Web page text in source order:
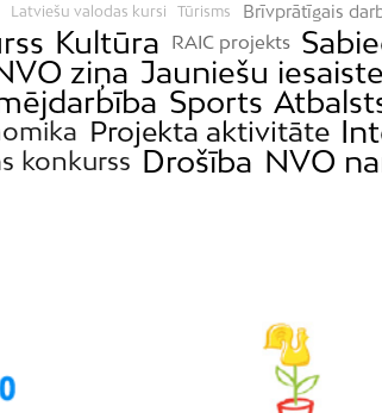
Latviešu valodas kursi Tūrisms Brīvprātīgais
Kultūra RAIC projekts
ziņa Jauniešu iesaiste
Sports
Projekta aktivitāte
konkurss Drošība NVO